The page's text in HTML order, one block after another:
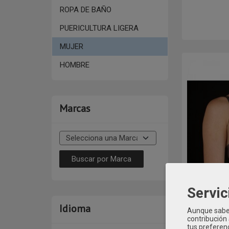
ROPA DE BAÑO
PUERICULTURA LIGERA
MUJER
HOMBRE
Marcas
Idioma
Mod:
Aunque
contribución
tus